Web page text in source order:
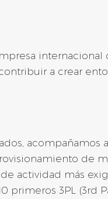
internacional
a crear
acompañamos
de
actividad más
3PL (3rd